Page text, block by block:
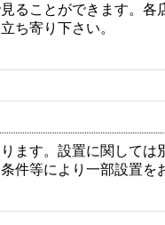
ることができます。
ち寄り下さい。
ます。設置に関して
件等により一部設置